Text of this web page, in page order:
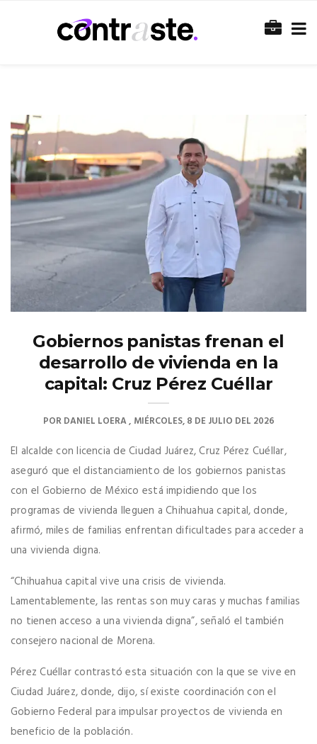
Gobiernos panistas frenan el
desarrollo de vivienda en la
capital: Cruz Pérez Cuéllar
PORDANIEL LOERA MIÉRCOLES, 8 DE JULIO DEL 2026
El alcalde con licencia de Ciudad Juárez, Cruz Pérez Cuéllar,
aseguró que el distanciamiento de los gobiernos panistas
con el Gobierno de México está impidiendo que los
programas de vivienda lleguen a Chihuahua capital, donde,
afirmó, miles de familias enfrentan dificultades para acceder a
una vivienda digna.
“Chihuahua capital vive una crisis de vivienda.
Lamentablemente, las rentas son muy caras y muchas familias
no tienen acceso a una vivienda digna”, señaló el también
consejero nacional de Morena.
Pérez Cuéllar contrastó esta situación con la que se vive en
Ciudad Juárez, donde, dijo, sí existe coordinación con el
Gobierno Federal para impulsar proyectos de vivienda en
beneficio de la población.